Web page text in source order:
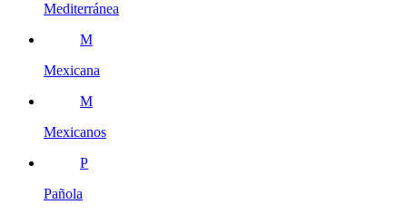
Mediterránea
M
Mexicana
M
Mexicanos
P
Pañola